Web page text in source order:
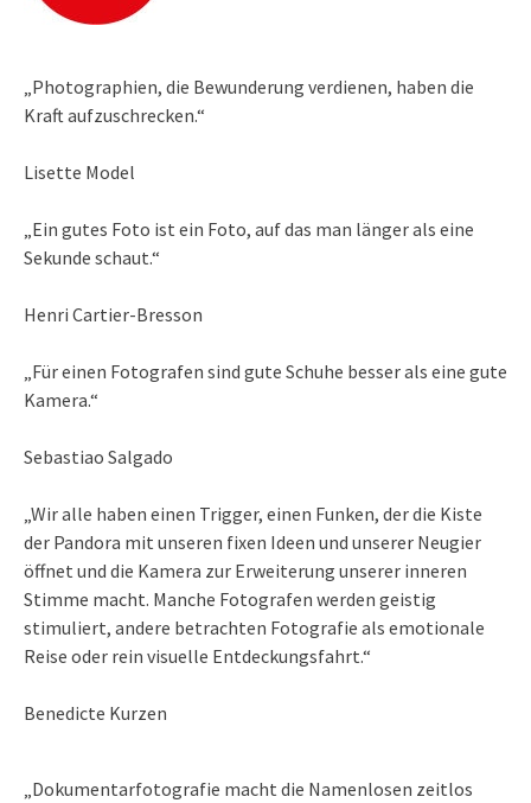
„Photographien, die Bewunderung verdienen, haben die
Kraft aufzuschrecken.“
Lisette Model
„Ein gutes Foto ist ein Foto, auf das man länger als eine
Sekunde schaut.“
Henri Cartier-Bresson
„Für einen Fotografen sind gute Schuhe besser als eine gute
Kamera.“
Sebastiao Salgado
„Wir alle haben einen Trigger, einen Funken, der die Kiste
der Pandora mit unseren fixen Ideen und unserer Neugier
öffnet und die Kamera zur Erweiterung unserer inneren
Stimme macht. Manche Fotografen werden geistig
stimuliert, andere betrachten Fotografie als emotionale
Reise oder rein visuelle Entdeckungsfahrt.“
Benedicte Kurzen
„Dokumentarfotografie macht die Namenlosen zeitlos